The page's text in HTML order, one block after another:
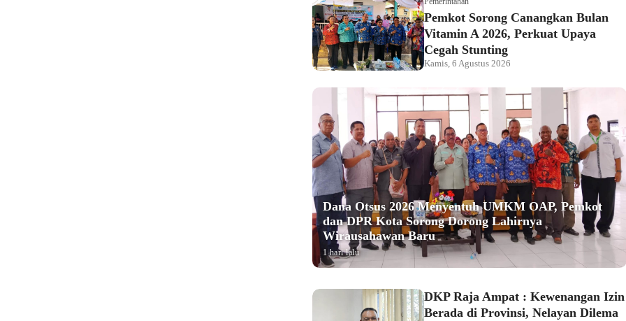
Pemkot Sorong Canangkan Bulan
Vitamin A 2026, Perkuat Upaya
Cegah Stunting
Kamis, 6 Agustus 2026
Dana Otsus 2026 Menyentuh UMKM OAP, Pemkot
dan DPR Kota Sorong Dorong Lahirnya
Wirausahawan Baru
1 hari lalu
DKP Raja Ampat : Kewenangan Izin
Berada di Provinsi, Nelayan Dilema